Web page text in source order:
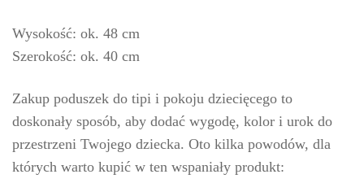
Wysokość: ok. 48 cm
Szerokość: ok. 40 cm
Zakup poduszek do tipi i pokoju dziecięcego to
doskonały sposób, aby dodać wygodę, kolor i urok do
przestrzeni Twojego dziecka. Oto kilka powodów, dla
których warto kupić w ten wspaniały produkt: